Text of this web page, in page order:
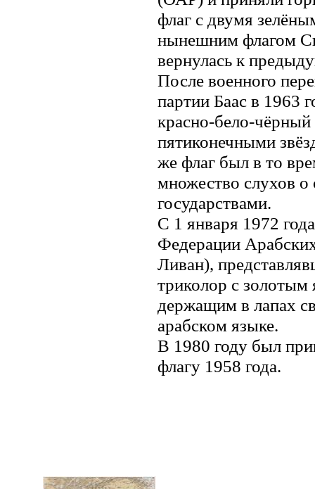
флаг с двумя
нынешним флагом
вернулась к
После военного
партии Баас в 1963
красно-бело-
пятиконечными
же флаг был в то
множество слухов
государствами.
С 1 января 1972
Федерации
Ливан),
триколор с золотым
держащим в лапах
арабском языке.
В 1980 году был
флагу 1958 года.